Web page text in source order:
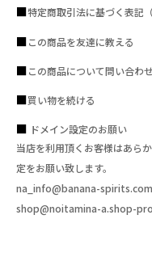
特定商取引法に基づく表記（
この商品を友達に教える
この商品について問い合わ
買い物を続ける
ドメイン設定のお願い
当店を利用頂くお客様はあら
定をお願い致します。
na_info@banana-spirits.com
shop@noitamina-a.shop-